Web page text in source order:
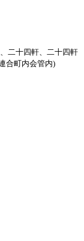
二十四軒、二十四軒
合町内会管内)